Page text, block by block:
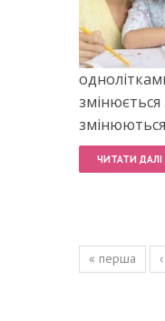
ЧИТАТИ ДАЛІ
« перша